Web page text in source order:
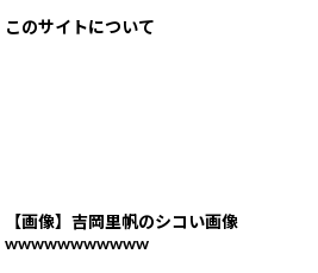
このサイトについて
【画像】吉岡里帆のシコい画像
wwwwwwwwwww